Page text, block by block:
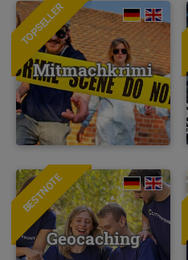
TOPSELLER
Mitmachkrimi
BESTNOTE
Geocaching